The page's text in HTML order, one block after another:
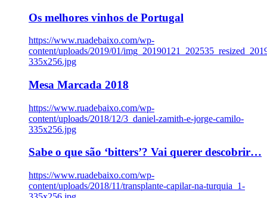
Os melhores vinhos de Portugal
https://www.ruadebaixo.com/wp-
content/uploads/2019/01/
335x256.jpg
Mesa Marcada 2018
https://www.ruadebaixo.com/wp-
content/uploads/2018/12/3_daniel-zamith-e-jorge-camilo-
335x256.jpg
Sabe o que são ‘bitters’? Vai querer descobrir…
https://www.ruadebaixo.com/wp-
content/uploads/2018/11/transplante-capilar-na-turquia_1-